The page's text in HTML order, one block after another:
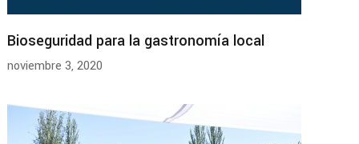
Bioseguridad para la gastronomía local
noviembre 3, 2020